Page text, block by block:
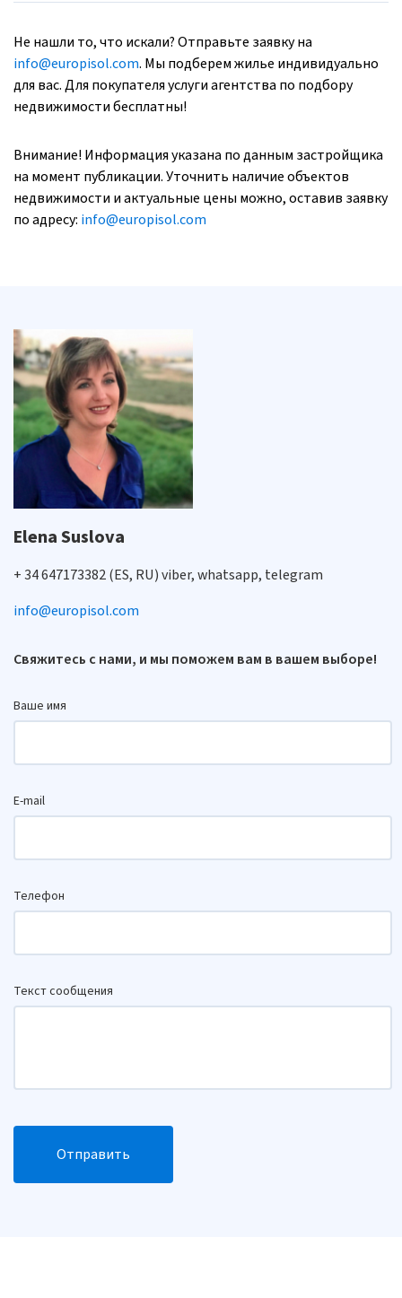
Не нашли то, что искали? Отправьте заявку на
info@europisol.com. Мы подберем жилье индивидуально
для вас. Для покупателя услуги агентства по подбору
недвижимости бесплатны!
Внимание! Информация указана по данным застройщика
на момент публикации. Уточнить наличие объектов
недвижимости и актуальные цены можно, оставив заявку
по адресу: info@europisol.com
Elena Suslova
+ 34 647173382 (ES, RU) viber, whatsapp, telegram
info@europisol.com
Свяжитесь с нами, и мы поможем вам в вашем выборе!
Ваше имя
E-mail
Телефон
Текст сообщения
Отправить